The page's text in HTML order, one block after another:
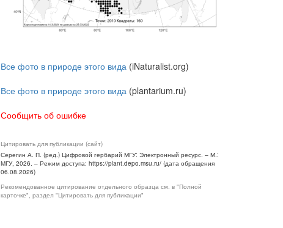
Все фото в природе этого вида (iNaturalist.org)
Все фото в природе этого вида (plantarium.ru)
Сообщить об ошибке
Цитировать для публикации (сайт)
Серегин А. П. (ред.) Цифровой гербарий МГУ: Электронный ресурс. – М.:
МГУ, 2026. – Режим доступа: https://plant.depo.msu.ru/ (дата обращения
06.08.2026)
Рекомендованное цитирование отдельного образца см. в "Полной
карточке", раздел "Цитировать для публикации"